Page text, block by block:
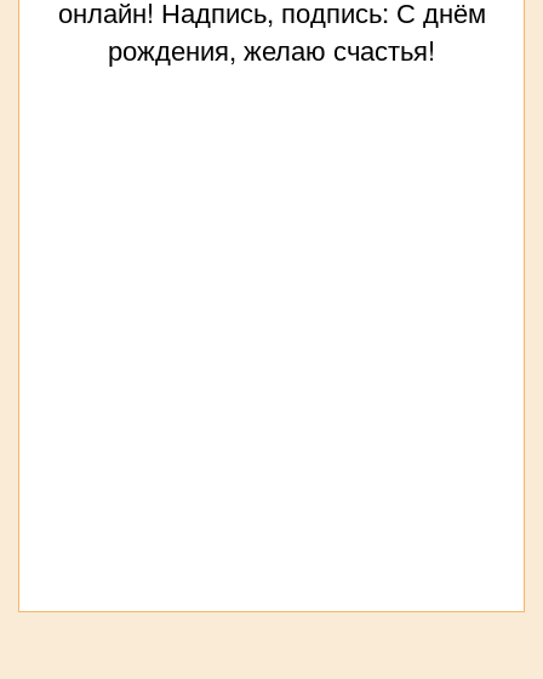
онлайн! Надпись, подпись: С днём
рождения, желаю счастья!